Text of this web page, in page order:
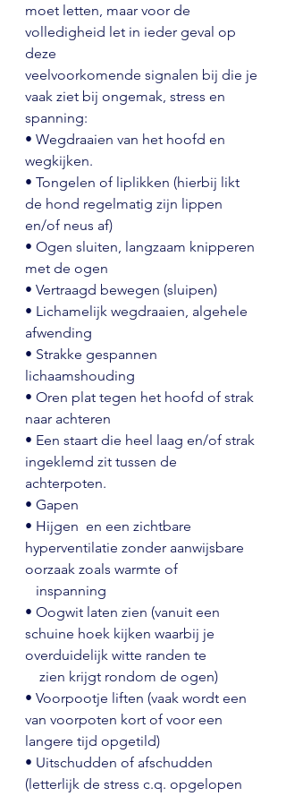
moet letten, maar voor de
volledigheid let in ieder geval op
deze
veelvoorkomende signalen bij die je
vaak ziet bij ongemak, stress en
spanning:
• Wegdraaien van het hoofd en
wegkijken.
• Tongelen of liplikken (hierbij likt
de hond regelmatig zijn lippen
en/of neus af)
• Ogen sluiten, langzaam knipperen
met de ogen
• Vertraagd bewegen (sluipen)
• Lichamelijk wegdraaien, algehele
afwending
• Strakke gespannen
lichaamshouding
• Oren plat tegen het hoofd of strak
naar achteren
• Een staart die heel laag en/of strak
ingeklemd zit tussen de
achterpoten.
• Gapen
• Hijgen  en een zichtbare
hyperventilatie zonder aanwijsbare
oorzaak zoals warmte of
   inspanning
• Oogwit laten zien (vanuit een
schuine hoek kijken waarbij je
overduidelijk witte randen te
zien krijgt rondom de ogen)
• Voorpootje liften (vaak wordt een
van voorpoten kort of voor een
langere tijd opgetild)
• Uitschudden of afschudden
(letterlijk de stress c.q. opgelopen